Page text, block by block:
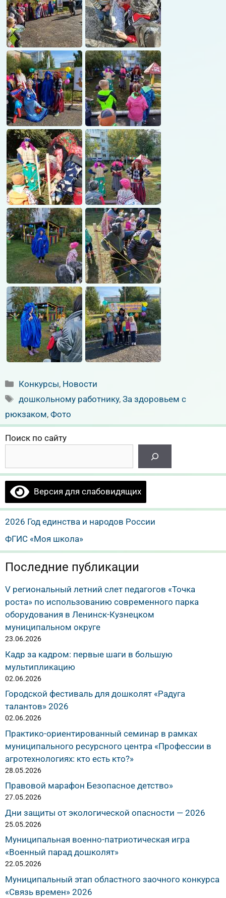
Рубрики
Конкурсы, Новости
Метки
дошкольному работнику,За здоровьем с
рюкзаком, Фото
Поиск по сайту
Версия для слабовидящих
2026 Год единства и народов России
ФГИС «Моя школа»
Последние публикации
V региональный летний слет педагогов «Точка
роста» по использованию современного парка
оборудования в Ленинск-Кузнецком
муниципальном округе
23.06.2026
Кадр за кадром: первые шаги в большую
мультипликацию
02.06.2026
Городской фестиваль для дошколят «Радуга
талантов» 2026
02.06.2026
Практико-ориентированный семинар в рамках
муниципального ресурсного центра «Профессии в
агротехнологиях: кто есть кто?»
28.05.2026
Правовой марафон Безопасное детство»
27.05.2026
Дни защиты от экологической опасности — 2026
25.05.2026
Муниципальная военно-патриотическая игра
«Военный парад дошколят»
22.05.2026
Муниципальный этап областного заочного конкурса
«Связь времен» 2026